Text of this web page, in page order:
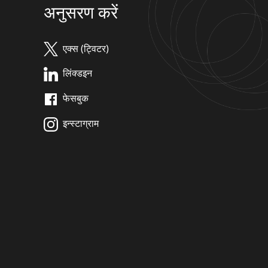
अनुसरण करें
एक्स (ट्विटर)
लिंक्डइन
फेसबुक
इन्स्टाग्राम